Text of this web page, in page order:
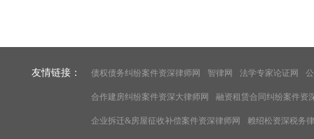
友情链接： 债权债务纠纷案件资深律师网 智律网 法学专家论证网
合作建房纠纷案件资深大律师网 融资租赁合同纠纷案件资
企业拆迁&房屋征收补偿案件资深律师网 赖绍松资深税务